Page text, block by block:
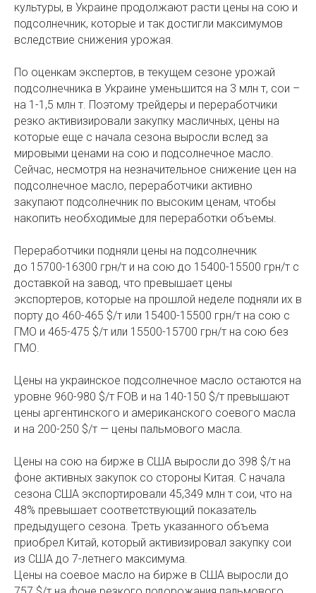
культуры, в Украине продолжают расти цены на сою и
подсолнечник, которые и так достигли максимумов
вследствие снижения урожая.
По оценкам экспертов, в текущем сезоне урожай
подсолнечника в Украине уменьшится на 3 млн т, сои –
на 1-1,5 млн т. Поэтому трейдеры и переработчики
резко активизировали закупку масличных, цены на
которые еще с начала сезона выросли вслед за
мировыми ценами на сою и подсолнечное масло.
Сейчас, несмотря на незначительное снижение цен на
подсолнечное масло, переработчики активно
закупают подсолнечник по высоким ценам, чтобы
накопить необходимые для переработки объемы.
Переработчики подняли цены на подсолнечник
до 15700-16300 грн/т и на сою до 15400-15500 грн/т с
доставкой на завод, что превышает цены
экспортеров, которые на прошлой неделе подняли их в
порту до 460-465 $/т или 15400-15500 грн/т на сою с
ГМО и 465-475 $/т или 15500-15700 грн/т на сою без
ГМО.
Цены на украинское подсолнечное масло остаются на
уровне 960-980 $/т FOB и на 140-150 $/т превышают
цены аргентинского и американского соевого масла
и на 200-250 $/т — цены пальмового масла.
Цены на сою на бирже в США выросли до 398 $/т на
фоне активных закупок со стороны Китая. С начала
сезона США экспортировали 45,349 млн т сои, что на
48% превышает соответствующий показатель
предыдущего сезона. Треть указанного объема
приобрел Китай, который активизировал закупку сои
из США до 7-летнего максимума.
Цены на соевое масло на бирже в США выросли до